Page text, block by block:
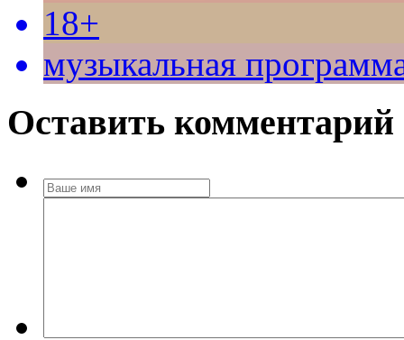
18+
музыкальная
Оставить комментарий